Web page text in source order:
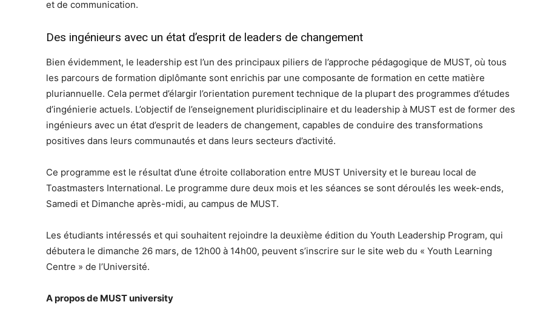
et de communication.
Des ingénieurs avec un état d’esprit de leaders de changement
Bien évidemment, le leadership est l’un des principaux piliers de l’approche pédagogique de MUST, où tous
les parcours de formation diplômante sont enrichis par une composante de formation en cette matière
pluriannuelle. Cela permet d’élargir l’orientation purement technique de la plupart des programmes d’études
d’ingénierie actuels. L’objectif de l’enseignement pluridisciplinaire et du leadership à MUST est de former des
ingénieurs avec un état d’esprit de leaders de changement, capables de conduire des transformations
positives dans leurs communautés et dans leurs secteurs d’activité.
Ce programme est le résultat d’une étroite collaboration entre MUST University et le bureau local de
Toastmasters International. Le programme dure deux mois et les séances se sont déroulés les week-ends,
Samedi et Dimanche après-midi, au campus de MUST.
Les étudiants intéressés et qui souhaitent rejoindre la deuxième édition du Youth Leadership Program, qui
débutera le dimanche 26 mars, de 12h00 à 14h00, peuvent s’inscrire sur le site web du « Youth Learning
Centre » de l’Université.
A propos de MUST university